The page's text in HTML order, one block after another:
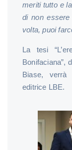
meriti tutto e
di non essere
volta, puoi
La tesi
Bonifaciana”,
Biase, verrà
editrice LBE.